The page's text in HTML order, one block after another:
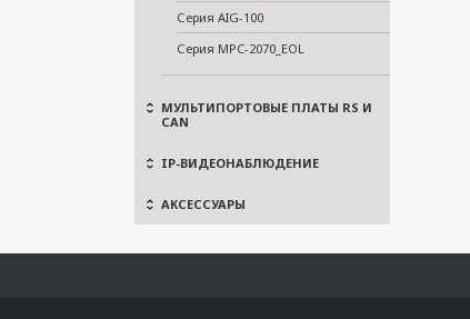
Серия AIG-100
Серия MPC-2070_EOL
МУЛЬТИПОРТОВЫЕ ПЛАТЫ RS И
CAN
IP-ВИДЕОНАБЛЮДЕНИЕ
АКСЕССУАРЫ